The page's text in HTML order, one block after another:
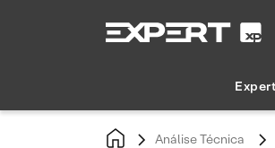
Análise Técnica